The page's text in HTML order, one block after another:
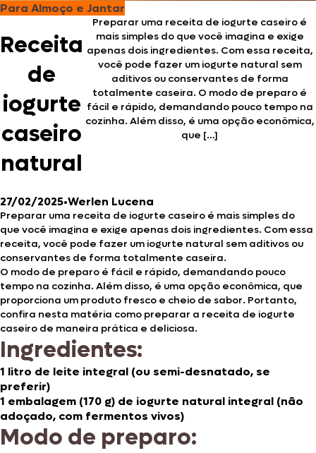
Para Almoço e Jantar
Receita
de
iogurte
caseiro
natural
Preparar uma receita de iogurte caseiro é
mais simples do que você imagina e exige
apenas dois ingredientes. Com essa receita,
você pode fazer um iogurte natural sem
aditivos ou conservantes de forma
totalmente caseira. O modo de preparo é
fácil e rápido, demandando pouco tempo na
cozinha. Além disso, é uma opção econômica,
que […]
27/02/2025•Werlen Lucena
Preparar uma receita de iogurte caseiro é mais simples do
que você imagina e exige apenas dois ingredientes. Com essa
receita, você pode fazer um iogurte natural sem aditivos ou
conservantes de forma totalmente caseira.
O modo de preparo é fácil e rápido, demandando pouco
tempo na cozinha. Além disso, é uma opção econômica, que
proporciona um produto fresco e cheio de sabor. Portanto,
confira nesta matéria como preparar a receita de iogurte
caseiro de maneira prática e deliciosa.
Ingredientes:
1 litro de leite integral (ou semi-desnatado, se
preferir)
1 embalagem (170 g) de iogurte natural integral (não
adoçado, com fermentos vivos)
Modo de preparo: